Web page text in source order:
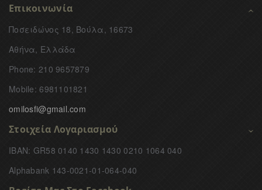
Επικοινωνία
Ποσειδώνος 18, Βούλα, 16673
Αθήνα, Ελλάδα
Phone: 210 9657879
Mobile: 6981101821
omilosfi@gmail.com
Στοιχεία Λογαριασμού
IBAN: GR58 0140 1430 1430 0210 1064 040
Alphabank 143-0021-01-064-040